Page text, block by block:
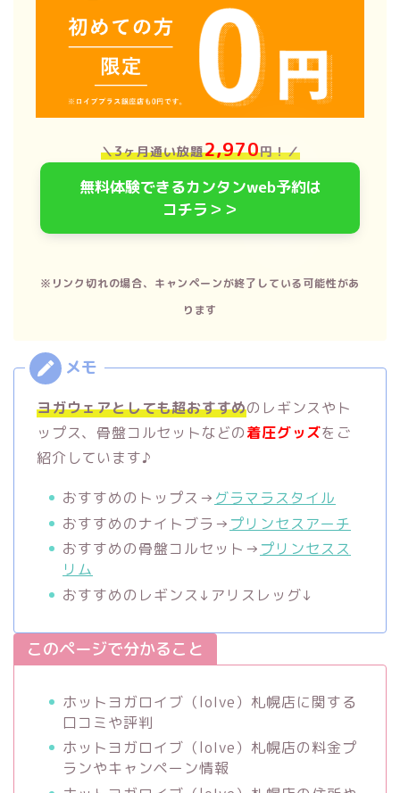
＼3ヶ月通い放題2,970円！／
無料体験できるカンタンweb予約は
コチラ＞＞
※リンク切れの場合、キャンペーンが終了している可能性があ
ります
ヨガウェアとしても超おすすめのレギンスやト
ップス、骨盤コルセットなどの着圧グッズをご
紹介しています♪
おすすめのトップス→ グラマラスタイル
おすすめのナイトブラ→ プリンセスアーチ
おすすめの骨盤コルセット→ プリンセスス
リム
おすすめのレギンス↓アリスレッグ↓
このページで分かること
ホットヨガロイブ（loIve）札幌店に関する
口コミや評判
ホットヨガロイブ（loIve）札幌店の料金プ
ランやキャンペーン情報